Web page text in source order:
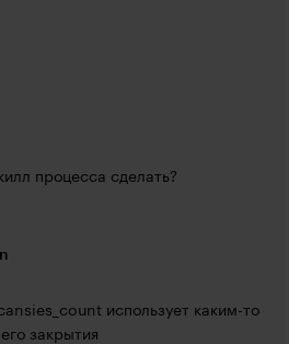
процесса сделать?
использует каким-то
закрытия